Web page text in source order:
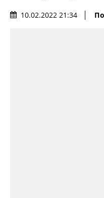
10.02.2022 21:34